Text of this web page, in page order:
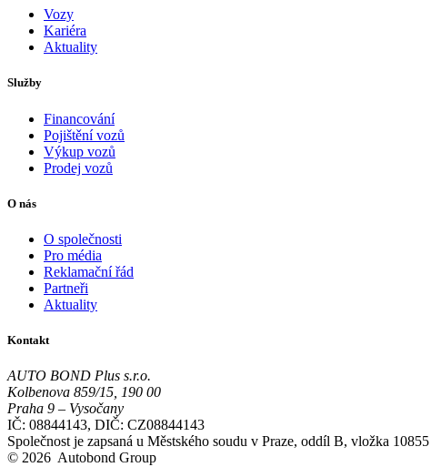
Vozy
Kariéra
Aktuality
Služby
Financování
Pojištění vozů
Výkup vozů
Prodej vozů
O nás
O společnosti
Pro média
Reklamační řád
Partneři
Aktuality
Kontakt
AUTO BOND Plus s.r.o.
Kolbenova 859/15, 190 00
Praha 9 – Vysočany
IČ: 08844143, DIČ: CZ08844143
Společnost je zapsaná u Městského soudu v Praze, oddíl B, vložka 10855
© 2026 Autobond Group